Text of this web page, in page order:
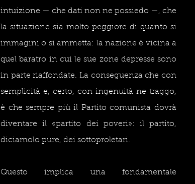
intuizione — che dati non ne possiedo —, che
la situazione sia molto peggiore di quanto si
immagini o si ammetta: la nazione è vicina a
quel baratro in cui le sue zone depresse sono
in parte riaffondate. La conseguenza che con
semplicità e, certo, con ingenuità ne traggo,
è che sempre più il Partito comunista dovrà
diventare il «partito dei poveri»: il partito,
diciamolo pure, dei sottoproletari.
Questo implica una fondamentale